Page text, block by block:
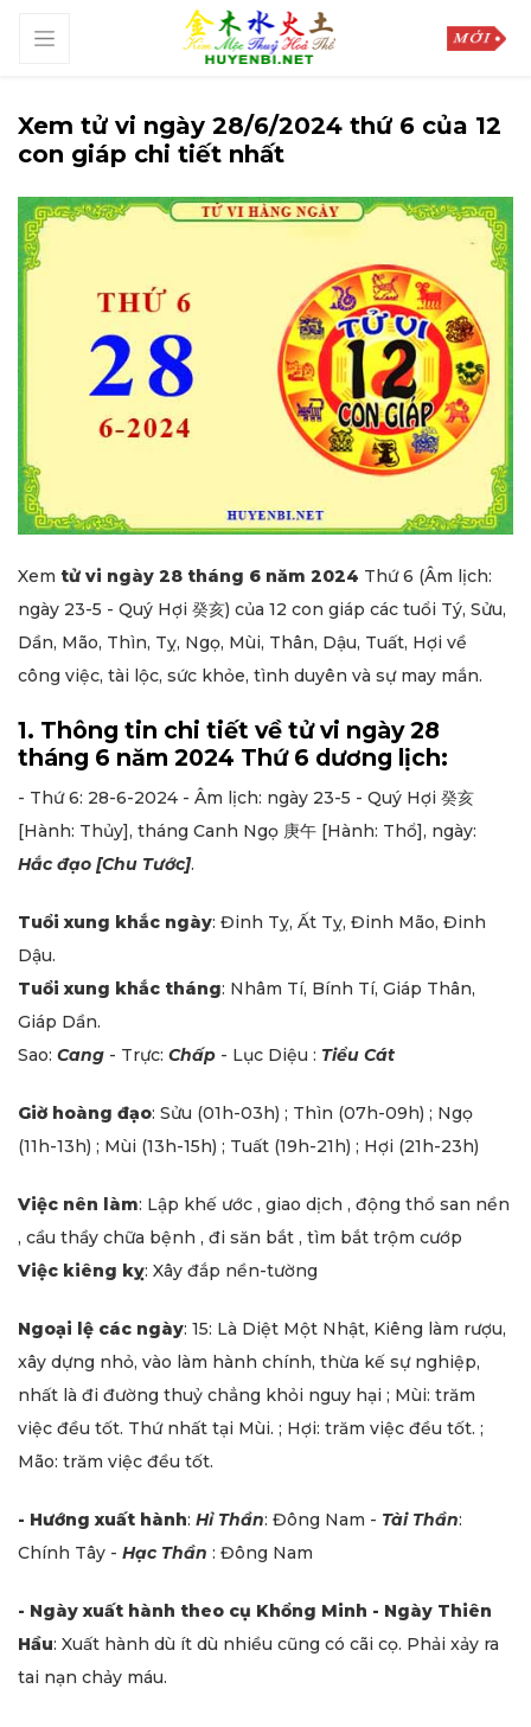
Xem tử vi ngày 28/6/2024 thứ 6 của 12
con giáp chi tiết nhất
Xem tử vi ngày 28 tháng 6 năm 2024 Thứ 6 (Âm lịch:
ngày 23-5 - Quý Hợi 癸亥) của 12 con giáp các tuổi Tý, Sửu,
Dần, Mão, Thìn, Tỵ, Ngọ, Mùi, Thân, Dậu, Tuất, Hợi về
công việc, tài lộc, sức khỏe, tình duyên và sự may mắn.
1. Thông tin chi tiết về tử vi ngày 28
tháng 6 năm 2024 Thứ 6 dương lịch:
- Thứ 6: 28-6-2024 - Âm lịch: ngày 23-5 - Quý Hợi 癸亥
[Hành: Thủy], tháng Canh Ngọ 庚午 [Hành: Thổ], ngày:
Hắc đạo [Chu Tước].
Tuổi xung khắc ngày: Đinh Tỵ, Ất Tỵ, Đinh Mão, Đinh
Dậu.
Tuổi xung khắc tháng: Nhâm Tí, Bính Tí, Giáp Thân,
Giáp Dần.
Sao: Cang - Trực: Chấp - Lục Diệu : Tiểu Cát
Giờ hoàng đạo: Sửu (01h-03h) ; Thìn (07h-09h) ; Ngọ
(11h-13h) ; Mùi (13h-15h) ; Tuất (19h-21h) ; Hợi (21h-23h)
Việc nên làm: Lập khế ước , giao dịch , động thổ san nền
, cầu thầy chữa bệnh , đi săn bắt , tìm bắt trộm cướp
Việc kiêng kỵ: Xây đắp nền-tường
Ngoại lệ các ngày: 15: Là Diệt Một Nhật, Kiêng làm rượu,
xây dựng nhỏ, vào làm hành chính, thừa kế sự nghiệp,
nhất là đi đường thuỷ chẳng khỏi nguy hại ; Mùi: trăm
việc đều tốt. Thứ nhất tại Mùi. ; Hợi: trăm việc đều tốt. ;
Mão: trăm việc đều tốt.
- Hướng xuất hành: Hỉ Thần: Đông Nam - Tài Thần:
Chính Tây - Hạc Thần : Đông Nam
- Ngày xuất hành theo cụ Khổng Minh - Ngày Thiên
Hầu: Xuất hành dù ít dù nhiều cũng có cãi cọ. Phải xảy ra
tai nạn chảy máu.